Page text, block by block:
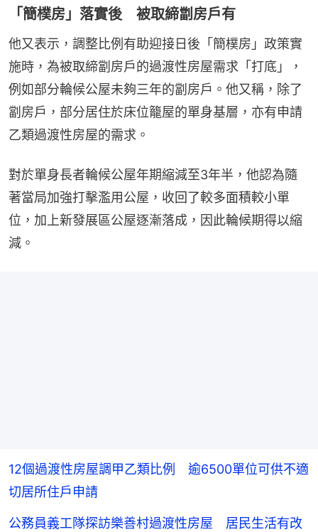
「簡樸房」落實後 被取締劏房戶有
他又表示，調整比例有助迎接日後「簡樸房」政策實
施時，為被取締劏房戶的過渡性房屋需求「打底」，
例如部分輪候公屋未夠三年的劏房戶。他又稱，除了
劏房戶，部分居住於床位籠屋的單身基層，亦有申請
乙類過渡性房屋的需求。
對於單身長者輪候公屋年期縮減至3年半，他認為隨
著當局加強打擊濫用公屋，收回了較多面積較小單
位，加上新發展區公屋逐漸落成，因此輪候期得以縮
減。
12個過渡性房屋調甲乙類比例 逾6500單位可供不適
切居所住戶申請
公務員義工隊探訪樂善村過渡性房屋 居民生活有改